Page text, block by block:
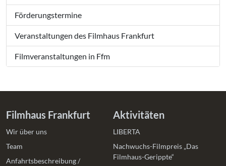
Förderungstermine
Veranstaltungen des Filmhaus Frankfurt
Filmveranstaltungen in Ffm
Filmhaus Frankfurt
Wir über uns
Team
Anfahrtsbeschreibung /
Aktivitäten
LIBERTA
Nachwuchs-Filmpreis „Das
Filmhaus-Gerippte“